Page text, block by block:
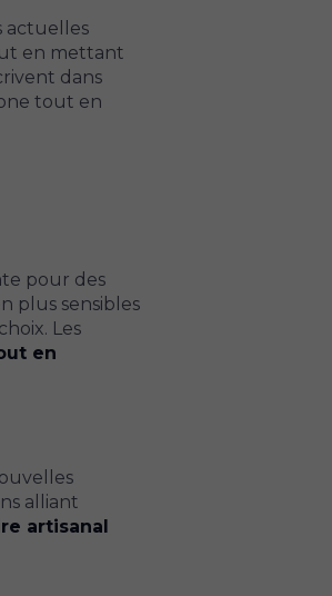
actuelles
en mettant
dans
tout en
pour des
plus sensibles
Les
en
alliant
artisanal